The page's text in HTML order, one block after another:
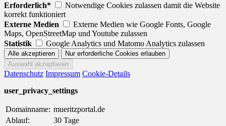
Erforderlich*
Notwendige Cookies zulassen damit die Website
korrekt funktioniert
Externe Medien
Externe Medien wie Google Fonts, Google
Maps, OpenStreetMap und Youtube zulassen
Statistik
Google Analytics und Matomo Analytics zulassen
Datenschutz Impressum Cookie-Details
user_privacy_settings
Domainname: mueritzportal.de
Ablauf:
30 Tage